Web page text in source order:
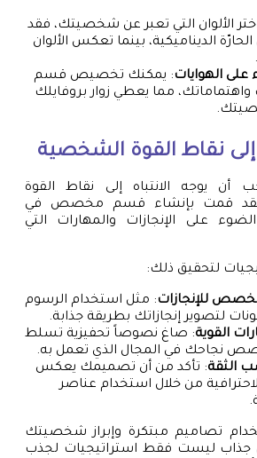
الألوان التي تعبر عن شخصيتك، فقد
الديناميكية، بينما تعكس الألوان
الهوايات: يمكنك تخصيص قسم
واهتماماتك، مما يعطي زوار بروفايلك
إلى نقاط القوة الشخصية
أن يوجه الانتباه إلى نقاط القوة
لقد قمت بإنشاء قسم مخصص في
على الإنجازات والمهارات التي
لتحقيق ذلك:
للإنجازات: مثل استخدام الرسوم
لتصوير إنجازاتك بطريقة جذابة.
القوية: صاغ نصوصاً تحفيزية تسلط
نجاحك في المجال الذي تعمل به.
الثقة: تأكد من أن تصميمك يعكس
من خلال استخدام عناصر
تصاميم مبتكرة وإبراز شخصيتك
ليست فقط استراتيجيات لجذب